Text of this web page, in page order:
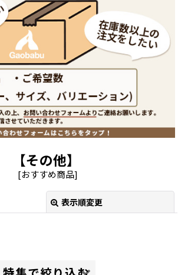
【その他】
[おすすめ商品]
表示順変更